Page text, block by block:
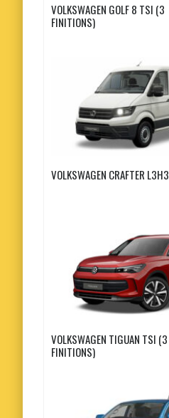
VOLKSWAGEN GOLF 8 TSI (3
FINITIONS)
VOLKSWAGEN CRAFTER L3H3
VOLKSWAGEN TIGUAN TSI (3
FINITIONS)